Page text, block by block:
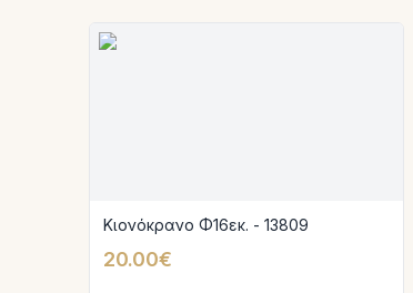
Κιονόκρανο Φ16εκ. - 13809
20.00€